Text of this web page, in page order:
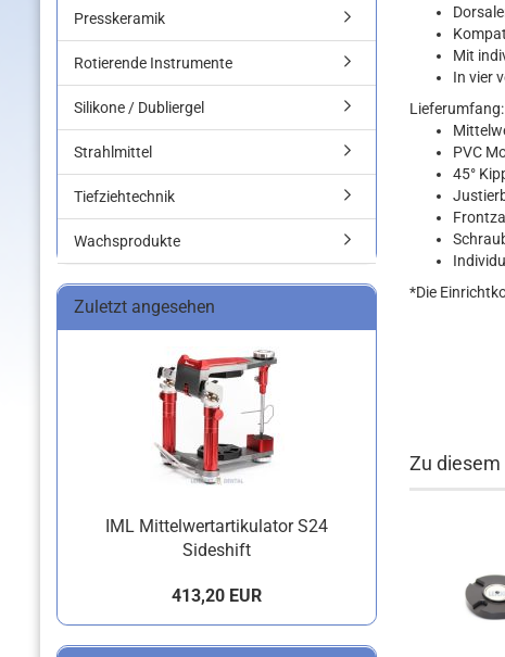
Mit
In vier
Lieferumfang:
PVC
45°
*Die
Zu
Presskeramik
Rotierende Instrumente
Silikone / Dubliergel
Strahlmittel
Tiefziehtechnik
Wachsprodukte
Zuletzt angesehen
IML Mittelwertartikulator S24
Sideshift
413,20 EUR